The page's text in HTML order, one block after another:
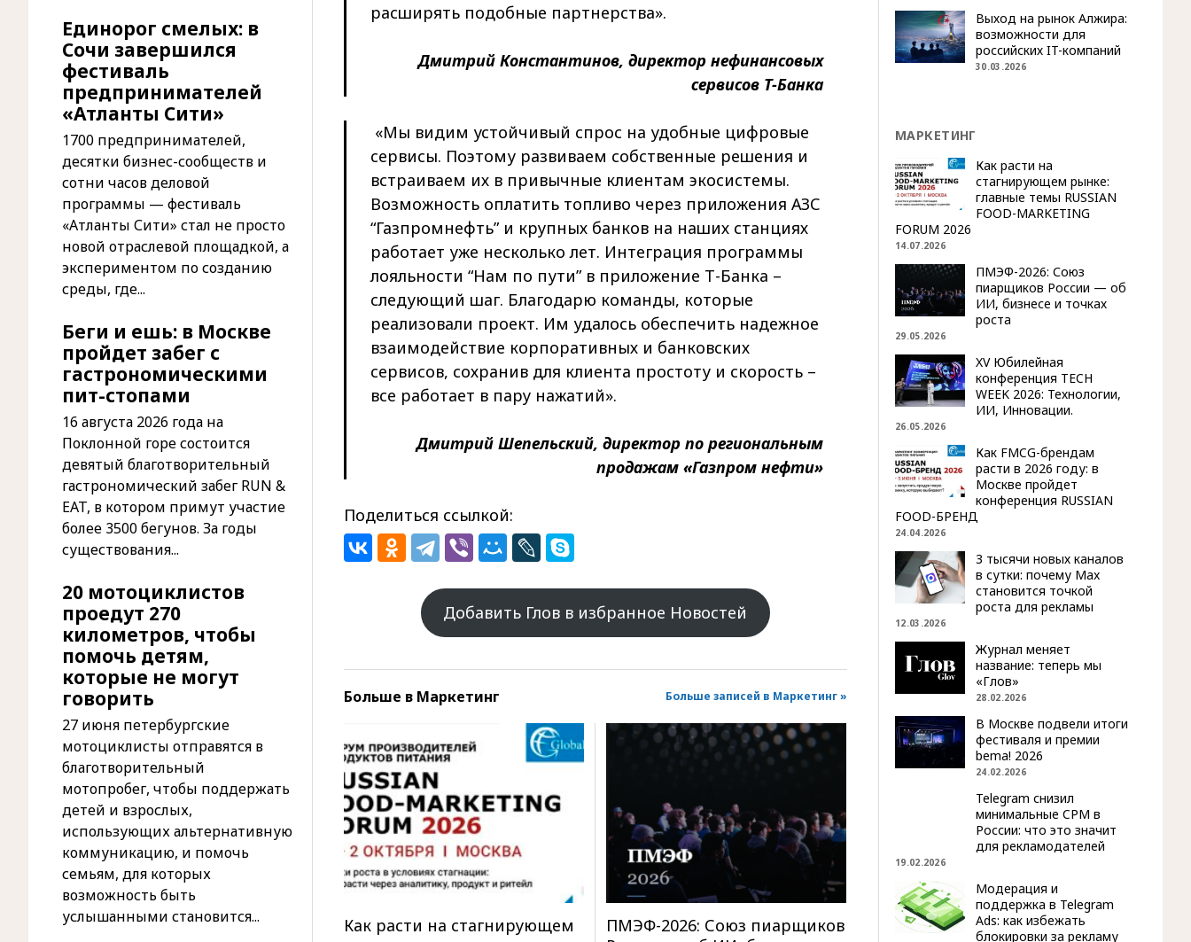
Единорог смелых: в
Сочи завершился
фестиваль
предпринимателей
«Атланты Сити»
1700 предпринимателей,
десятки бизнес-сообществ и
сотни часов деловой
программы — фестиваль
«Атланты Сити» стал не просто
новой отраслевой площадкой, а
экспериментом по созданию
среды, где...
Беги и ешь: в Москве
пройдет забег с
гастрономическими
пит-стопами
16 августа 2026 года на
Поклонной горе состоится
девятый благотворительный
гастрономический забег RUN &
EAT, в котором примут участие
более 3500 бегунов. За годы
существования...
20 мотоциклистов
проедут 270
километров, чтобы
помочь детям,
которые не могут
говорить
27 июня петербургские
мотоциклисты отправятся в
благотворительный
мотопробег, чтобы поддержать
детей и взрослых,
использующих альтернативную
коммуникацию, и помочь
семьям, для которых
возможность быть
услышанными становится...
расширять подобные партнерства».
Дмитрий Константинов, директор нефинансовых
сервисов Т-Банка
«Мы видим устойчивый спрос на удобные цифровые
сервисы. Поэтому развиваем собственные решения и
встраиваем их в привычные клиентам экосистемы.
Возможность оплатить топливо через приложения АЗС
“Газпромнефть” и крупных банков на наших станциях
работает уже несколько лет. Интеграция программы
лояльности “Нам по пути” в приложение Т-Банка –
следующий шаг. Благодарю команды, которые
реализовали проект. Им удалось обеспечить надежное
взаимодействие корпоративных и банковских
сервисов, сохранив для клиента простоту и скорость –
все работает в пару нажатий».
Дмитрий Шепельский, директор по региональным
продажам «Газпром нефти»
Поделиться ссылкой:
Добавить Глов в избранное Новостей
Больше в Маркетинг Больше записей в Маркетинг »
Как расти на стагнирующем
ПМЭФ-2026: Союз пиарщиков
Выход на рынок Алжира:
возможности для
российских IT-компаний
30.03.2026
МАРКЕТИНГ
Как расти на
стагнирующем рынке:
главные темы RUSSIAN
FOOD-MARKETING
FORUM 2026
14.07.2026
ПМЭФ-2026: Союз
пиарщиков России — об
ИИ, бизнесе и точках
роста
29.05.2026
XV Юбилейная
конференция TECH
WEEK 2026: Технологии,
ИИ, Инновации.
26.05.2026
Как FMCG-брендам
расти в 2026 году: в
Москве пройдет
конференция RUSSIAN
FOOD-БРЕНД
24.04.2026
3 тысячи новых каналов
в сутки: почему Max
становится точкой
роста для рекламы
12.03.2026
Журнал меняет
название: теперь мы
«Глов»
28.02.2026
В Москве подвели итоги
фестиваля и премии
bema! 2026
24.02.2026
Telegram снизил
минимальные CPM в
России: что это значит
для рекламодателей
19.02.2026
Модерация и
поддержка в Telegram
Ads: как избежать
блокировки за рекламу